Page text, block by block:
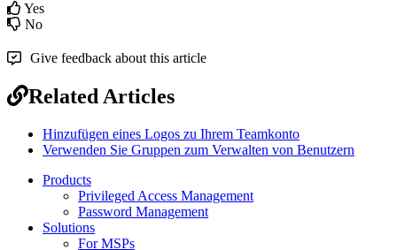
Yes
No
Give feedback about this article
Related Articles
Hinzufügen eines Logos zu Ihrem Teamkonto
Verwenden Sie Gruppen zum Verwalten von Benutzern
Products
Privileged Access Management
Password Management
Solutions
For MSPs